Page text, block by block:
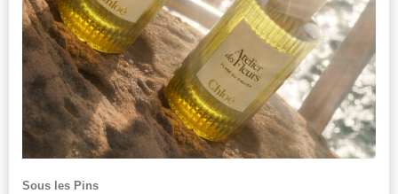
Sous les Pins